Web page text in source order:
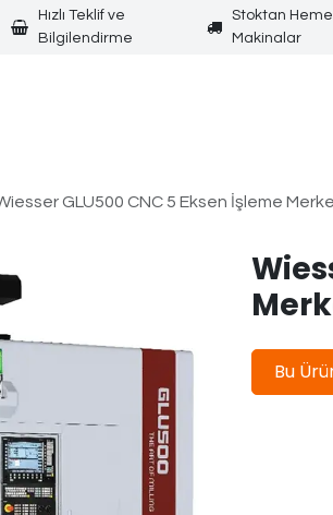
Hızlı Teklif ve
Bilgilendirme
Stoktan
Makinalar
GLU500 CNC 5 Eksen İşleme
Bu